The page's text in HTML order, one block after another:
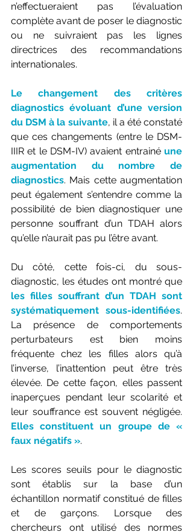
n’effectueraient pas l’évaluation
complète avant de poser le diagnostic
ou ne suivraient pas les lignes
directrices des recommandations
internationales.
Le changement des critères
diagnostics évoluant d’une version
du DSM à la suivante, il a été constaté
que ces changements (entre le DSM-
IIIR et le DSM-IV) avaient entrainé une
augmentation du nombre de
diagnostics. Mais cette augmentation
peut également s’entendre comme la
possibilité de bien diagnostiquer une
personne souffrant d’un TDAH alors
qu’elle n’aurait pas pu l’être avant.
Du côté, cette fois-ci, du sous-
les filles souffrant d’un TDAH sont
systématiquement sous-identifiées.
La présence de comportements
perturbateurs est bien moins
fréquente chez les filles alors qu’à
l’inverse, l’inattention peut être très
élevée. De cette façon, elles passent
inaperçues pendant leur scolarité et
Elles constituent un groupe de «
faux négatifs ».
Les scores seuils pour le diagnostic
sont établis sur la base d’un
échantillon normatif constitué de filles
et de garçons. Lorsque des
chercheurs ont utilisé des normes